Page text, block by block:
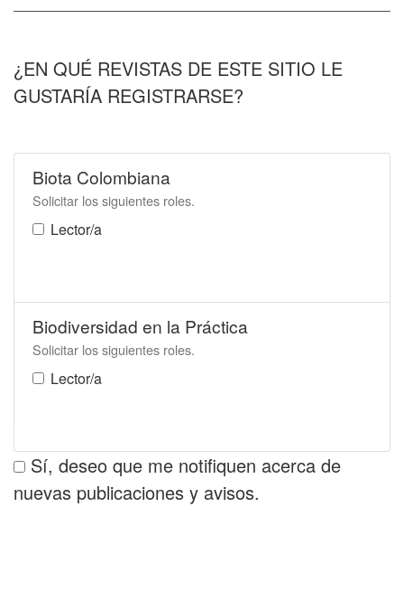
¿EN QUÉ REVISTAS DE ESTE SITIO LE
GUSTARÍA REGISTRARSE?
Biota Colombiana
Solicitar los siguientes roles.
Lector/a
Biodiversidad en la Práctica
Solicitar los siguientes roles.
Lector/a
Sí, deseo que me notifiquen acerca de
nuevas publicaciones y avisos.